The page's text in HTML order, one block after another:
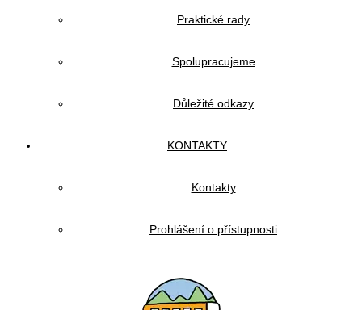
Praktické rady
Spolupracujeme
Důležité odkazy
KONTAKTY
Kontakty
Prohlášení o přístupnosti